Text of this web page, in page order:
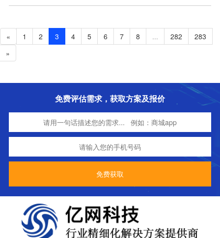
« 1 2 3 4 5 6 7 8 ... 282
283
»
免费评估需求，获取方案及报价